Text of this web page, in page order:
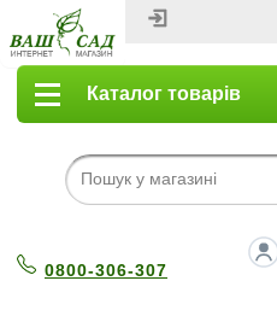
Каталог товарів
0800-306-307